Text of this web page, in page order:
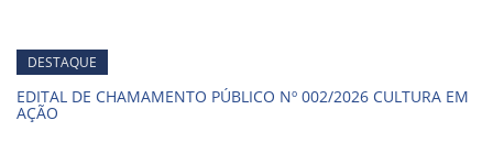
DESTAQUE
EDITAL DE CHAMAMENTO PÚBLICO Nº 002/2026 CULTURA EM
AÇÃO